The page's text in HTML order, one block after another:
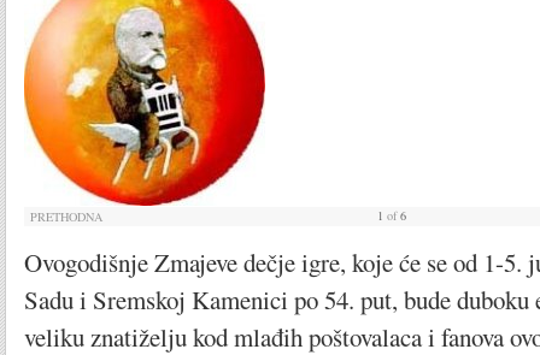
PRETHODNA 1 of6
Ovogodišnje Zmajeve dečje igre, koje će se od 1-5.
Sadu i Sremskoj Kamenici po 54. put, bude
veliku znatiželju kod mlađih poštovalaca i fanova